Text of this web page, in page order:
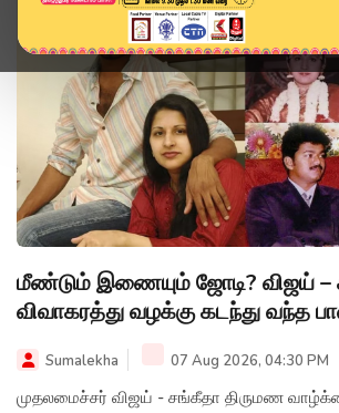
மீண்டும் இணையும் ஜோடி? விஜய் –
விவாகரத்து வழக்கு கடந்து வந்த
Sumalekha 07 Aug 2026, 04:30 PM
முதலமைச்சர் விஜய் - சங்கீதா திருமண